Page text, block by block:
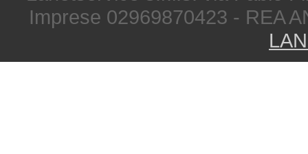
Imprese 02969870423 - REA